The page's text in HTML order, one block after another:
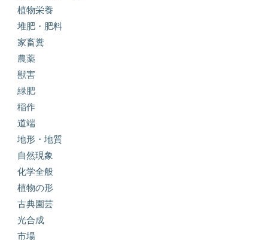
植物栄養
堆肥・肥料
家畜糞
農薬
獣害
緑肥
稲作
道端
地形・地質
自然現象
化学全般
植物の形
古典園芸
光合成
市場